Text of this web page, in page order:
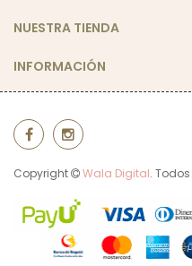
NUESTRA TIENDA
INFORMACIÓN
Copyright Wala Digital.